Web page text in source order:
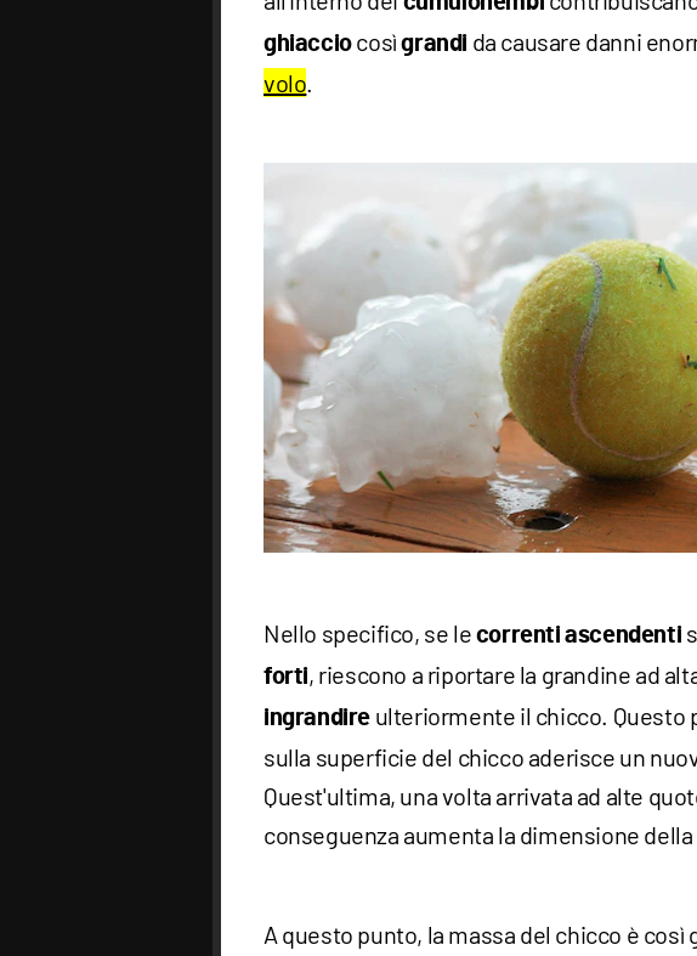
ghiacciocosìgrandi da causare danni
volo.
Nello specifico, se le correnti ascendenti
forti, riescono a riportare la grandine ad
ingrandire ulteriormente il chicco. Questo
sulla superficie del chicco aderisce un
Quest'ultima, una volta arrivata ad alte
conseguenza aumenta la dimensione della
A questo punto, la massa del chicco è così